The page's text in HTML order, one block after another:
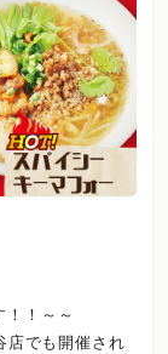
！～～
店でも開催され